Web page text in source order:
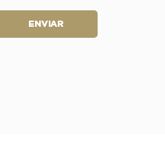
ENVIAR